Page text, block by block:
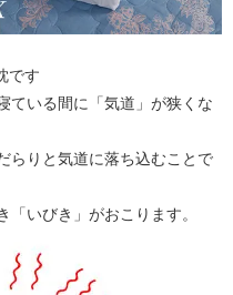
です
ている間に「気道」が狭くな
らりと気道に落ち込むことで
いびき」がおこります。